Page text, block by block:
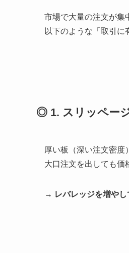
市場で大量の注文が集
以下のような「取引に
◎ 1. スリッペー
厚い板（深い注文密度
大口注文を出しても価
→ レバレッジを増や